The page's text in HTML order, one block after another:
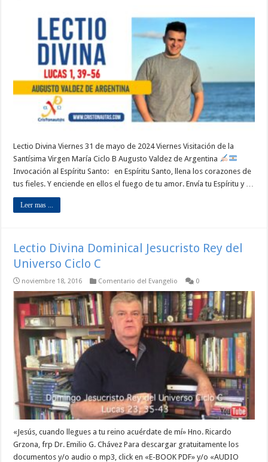
Lectio Divina Viernes 31 de mayo de 2024 Viernes Visitación de la
Santísima Virgen María Ciclo B Augusto Valdez de Argentina
Invocación al Espíritu Santo: en Espíritu Santo, llena los corazones de
tus fieles. Y enciende en ellos el fuego de tu amor. Envía tu Espíritu y …
Leer mas ...
Lectio Divina Dominical Jesucristo Rey del
Universo Ciclo C
noviembre 18, 2016 Comentario del Evangelio 0
«Jesús, cuando llegues a tu reino acuérdate de mí» Hno. Ricardo
Grzona, frp Dr. Emilio G. Chávez Para descargar gratuitamente los
documentos y/o audio o mp3, click en «E-BOOK PDF» y/o «AUDIO